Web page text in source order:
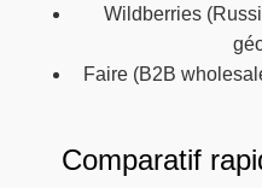
Wildberries
Faire (B2B
Comparatif